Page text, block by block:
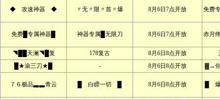
◆ 攻速神器 ◆ 〃无〃限〃首〃爆 8月6日7点开放 免费
免费█专属神器█ 神器专属█无限刀 8月6日7点开放 赤月
◥██天澜◥█复 178复古 8月6日8点开放
█★渝三刀★█
- 8月6日8点开放 ▓→
７６极品▃▃青云 █ 白瞟一切 █ 8月6日8点开放 █